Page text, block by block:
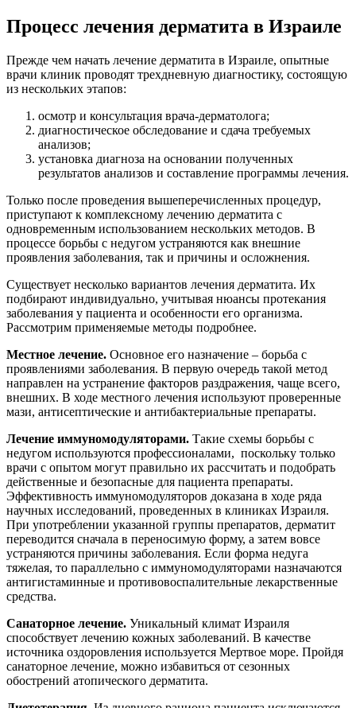
Процесс лечения дерматита в Израиле
Прежде чем начать лечение дерматита в Израиле, опытные
врачи клиник проводят трехдневную диагностику, состоящую
из нескольких этапов:
осмотр и консультация врача-дерматолога;
диагностическое обследование и сдача требуемых
анализов;
установка диагноза на основании полученных
результатов анализов и составление программы лечения.
Только после проведения вышеперечисленных процедур,
приступают к комплексному лечению дерматита с
одновременным использованием нескольких методов. В
процессе борьбы с недугом устраняются как внешние
проявления заболевания, так и причины и осложнения.
Существует несколько вариантов лечения дерматита. Их
подбирают индивидуально, учитывая нюансы протекания
заболевания у пациента и особенности его организма.
Рассмотрим применяемые методы подробнее.
Местное лечение. Основное его назначение – борьба с
проявлениями заболевания. В первую очередь такой метод
направлен на устранение факторов раздражения, чаще всего,
внешних. В ходе местного лечения используют проверенные
мази, антисептические и антибактериальные препараты.
Лечение иммуномодуляторами. Такие схемы борьбы с
недугом используются профессионалами, поскольку только
врачи с опытом могут правильно их рассчитать и подобрать
действенные и безопасные для пациента препараты.
Эффективность иммуномодуляторов доказана в ходе ряда
научных исследований, проведенных в клиниках Израиля.
При употреблении указанной группы препаратов, дерматит
переводится сначала в переносимую форму, а затем вовсе
устраняются причины заболевания. Если форма недуга
тяжелая, то параллельно с иммуномодуляторами назначаются
антигистаминные и противовоспалительные лекарственные
средства.
Санаторное лечение. Уникальный климат Израиля
способствует лечению кожных заболеваний. В качестве
источника оздоровления используется Мертвое море. Пройдя
санаторное лечение, можно избавиться от сезонных
обострений атопического дерматита.